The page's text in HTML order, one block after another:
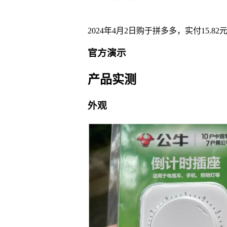
2024年4月2日购于拼多多，实付15.82
官方演示
产品实测
外观